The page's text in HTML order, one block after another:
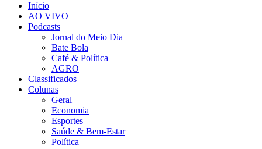
Início
AO VIVO
Podcasts
Jornal do Meio Dia
Bate Bola
Café & Política
AGRO
Classificados
Colunas
Geral
Economia
Esportes
Saúde & Bem-Estar
Política